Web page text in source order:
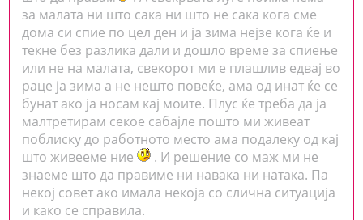
за малата ни што сака ни што не сака кога сме
дома си спие по цел ден и ја зима нејзе кога ќе и
текне без разлика дали и дошло време за спиење
или не на малата, свекорот ми е плашлив едвај во
раце ја зима а не нешто повеќе, ама од инат ќе се
бунат ако ја носам кај моите. Плус ќе треба да ја
малтретирам секое сабајле пошто ми живеат
поблиску до работното место ама подалеку од кај
што живееме ние
. И решение со маж ми не
знаеме што да правиме ни навака ни натака. Па
некој совет ако имала некоја со слична ситуација
и како се справила.